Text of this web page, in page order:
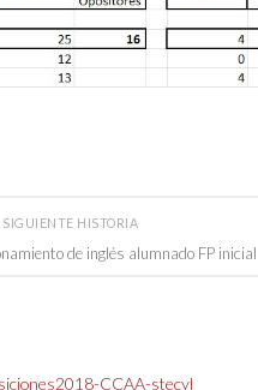
SIGUIENTE HISTORIA
de inglés alumnado FP inicial